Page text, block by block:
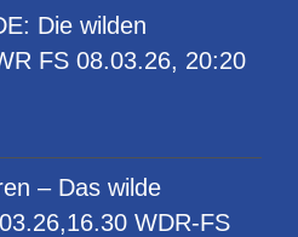
Die wilden
FS 08.03.26, 20:20
– Das wilde
WDR-FS